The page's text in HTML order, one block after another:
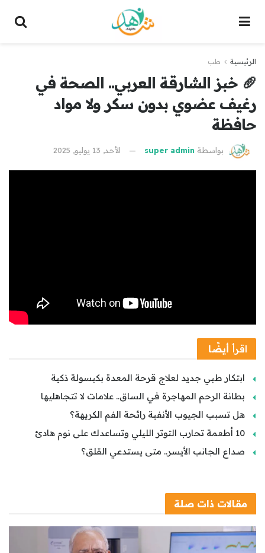
الرئيسية طب
🥖 خبز الشارقة العربي.. الصحة في
رغيف عضوي بدون سكر ولا مواد
حافظة
بواسطة super admin الأحد, 13 يوليو, 2025
اقرأ أيضًا
ابتكار طبي جديد لعلاج قرحة المعدة بكبسولة ذكية
بطانة الرحم المهاجرة في الساق.. علامات لا تتجاهليها
هل تسبب الجيوب الأنفية رائحة الفم الكريهة؟
10 أطعمة تحارب التوتر الليلي وتساعدك على نوم هادئ
صداع الجانب الأيسر.. متى يستدعي القلق؟
مقالات ذات صلة